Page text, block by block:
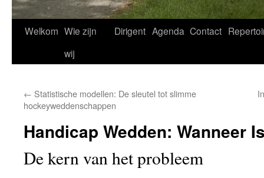
Welkom Wie zijn
wij
Dirigent Agenda Contact
← Statistische modellen: De sleutel tot slimme
hockeyweddenschappen
Handicap Wedden: Wanneer
De kern van het probleem